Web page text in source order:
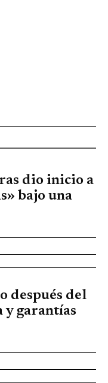
dio inicio a
bajo una
después del
y garantías